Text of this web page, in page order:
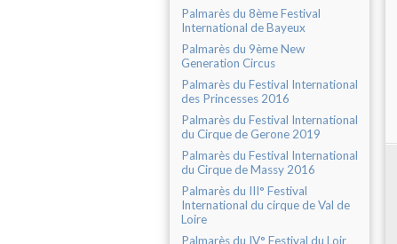
Palmarès du 8ème Festival
International de Bayeux
Palmarès du 9ème New
Generation Circus
Palmarès du Festival International
des Princesses 2016
Palmarès du Festival International
du Cirque de Gerone 2019
Palmarès du Festival International
du Cirque de Massy 2016
Palmarès du III° Festival
International du cirque de Val de
Loire
Palmarès du IV° Festival du Loir